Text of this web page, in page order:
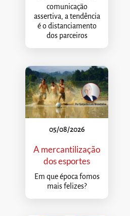
comunicação
assertiva, a tendência
é o distanciamento
dos parceiros
05/08/2026
A mercantilização
dos esportes
Em que época fomos
mais felizes?